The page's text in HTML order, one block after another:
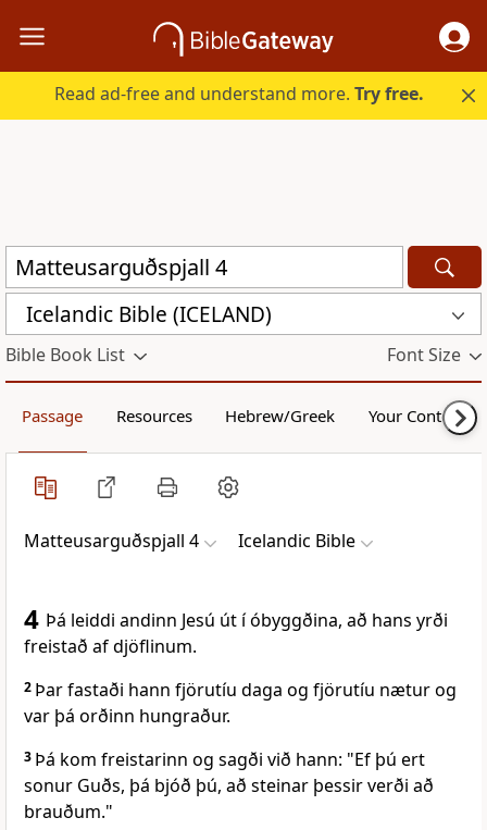
Read ad-free and understand more.Try free.
Icelandic Bible (ICELAND)
Bible Book List Font Size
Passage Resources Hebrew/Greek Your Content
Matteusarguðspjall 4 Icelandic Bible
4 Þá leiddi andinn Jesú út í óbyggðina, að hans yrði
freistað af djöflinum.
2 Þar fastaði hann fjörutíu daga og fjörutíu nætur og
var þá orðinn hungraður.
3 Þá kom freistarinn og sagði við hann: "Ef þú ert
sonur Guðs, þá bjóð þú, að steinar þessir verði að
brauðum."